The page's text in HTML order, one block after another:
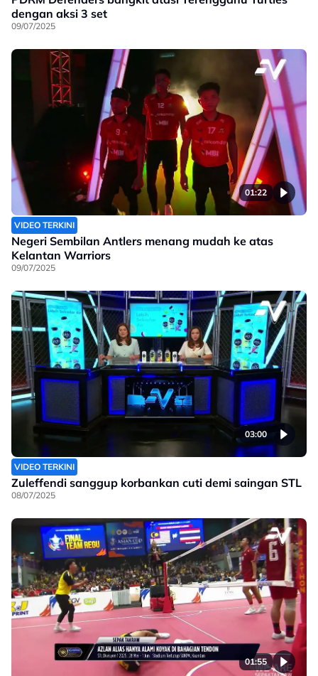
dengan aksi 3 set
09/07/2025
01:22
VIDEO TERKINI
Negeri Sembilan Antlers menang mudah ke atas
Kelantan Warriors
09/07/2025
03:00
VIDEO TERKINI
Zuleffendi sanggup korbankan cuti demi saingan STL
08/07/2025
01:55